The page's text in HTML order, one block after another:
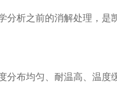
分析之前的消解处理，
布均匀、耐温高、温度